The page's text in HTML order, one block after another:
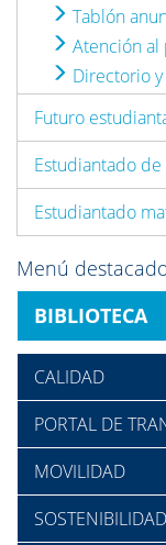
Tablón
Atención
Directorio
Futuro
Estudiantado
Estudiantado
Menú
BIBLIOTECA
CALIDAD
PORTAL DE
MOVILIDAD
SOSTENIBILIDAD